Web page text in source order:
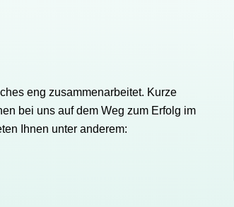
eng zusammenarbeitet. Kurze
bei uns auf dem Weg zum Erfolg im
Ihnen unter anderem: